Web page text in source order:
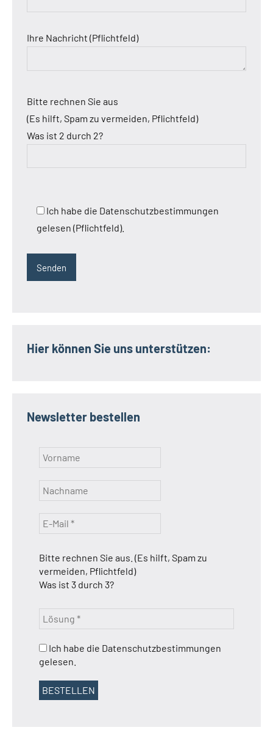
Ihre Nachricht (Pflichtfeld)
Bitte rechnen Sie aus
(Es hilft, Spam zu vermeiden, Pflichtfeld)
Was ist 2 durch 2?
Ich habe die Datenschutzbestimmungen
gelesen (Pflichtfeld).
Hier können Sie uns unterstützen:
Newsletter bestellen
Bitte rechnen Sie aus. (Es hilft, Spam zu
vermeiden, Pflichtfeld)
Was ist 3 durch 3?
Ich habe die Datenschutzbestimmungen
gelesen.